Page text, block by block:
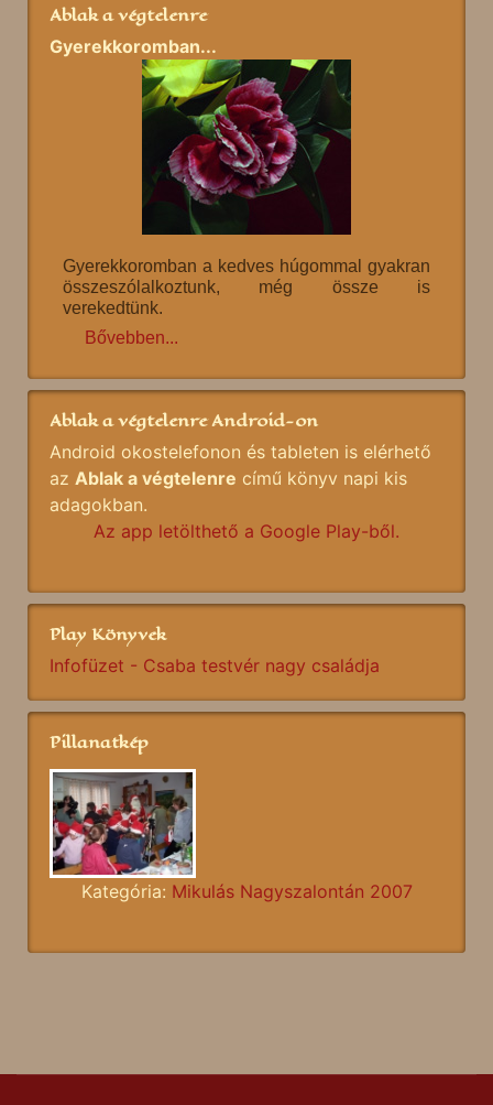
Ablak a végtelenre
Gyerekkoromban...
Gyerekkoromban a kedves húgommal gyakran
összeszólalkoztunk, még össze is
verekedtünk.
Bővebben...
Ablak a végtelenre Android-on
Android okostelefonon és tableten is elérhető
az Ablak a végtelenre című könyv napi kis
adagokban.
Az app letölthető a Google Play-ből.
Play Könyvek
Infofüzet - Csaba testvér nagy családja
Pillanatkép
Kategória: Mikulás Nagyszalontán 2007